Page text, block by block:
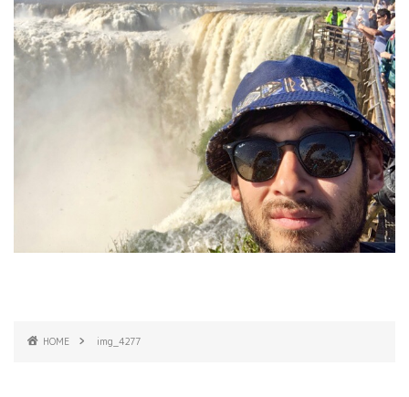
HOME img_4277